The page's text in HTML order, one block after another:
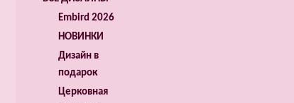
Embird 2026
НОВИНКИ
Дизайн в
подарок
Церковная